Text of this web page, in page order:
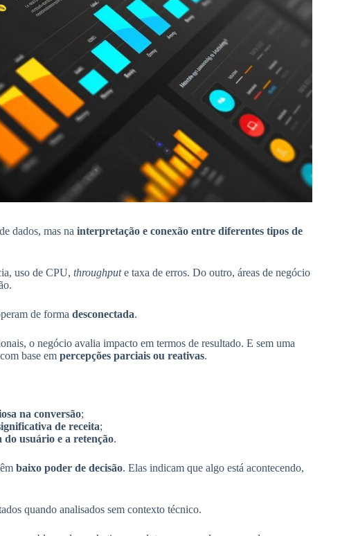
dados, mas na interpretação e conexão entre diferentes tipos de
uso de CPU, throughpute taxa de erros. Do outro, áreas de negócio
de forma desconectada.
o negócio avalia impacto em termos de resultado. E sem uma
base em percepções parciais ou reativas.
na conversão;
de receita;
do usuário e a retenção.
baixo poder de decisão. Elas indicam que algo está acontecendo,
quando analisados sem contexto técnico.